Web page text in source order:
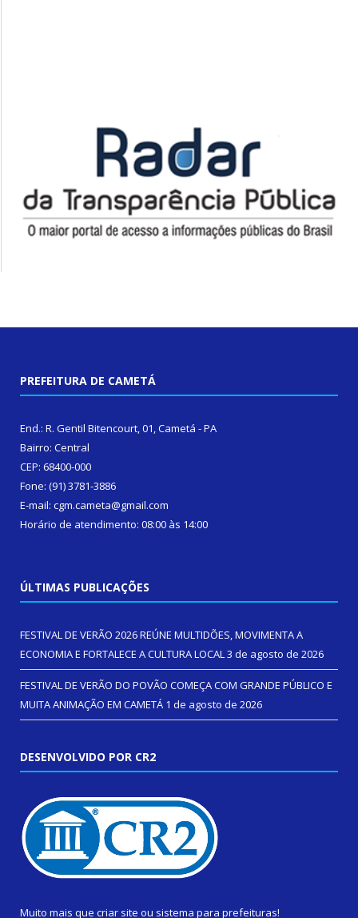
PREFEITURA DE CAMETÁ
End.: R. Gentil Bitencourt, 01, Cametá - PA
Bairro: Central
CEP: 68400-000
Fone: (91) 3781-3886
E-mail: cgm.cameta@gmail.com
Horário de atendimento: 08:00 às 14:00
ÚLTIMAS PUBLICAÇÕES
FESTIVAL DE VERÃO 2026 REÚNE MULTIDÕES, MOVIMENTA A
ECONOMIA E FORTALECE A CULTURA LOCAL3 de agosto de 2026
FESTIVAL DE VERÃO DO POVÃO COMEÇA COM GRANDE PÚBLICO E
MUITA ANIMAÇÃO EM CAMETÁ 1 de agosto de 2026
DESENVOLVIDO POR CR2
Muito mais que criar site ou sistema para prefeituras!